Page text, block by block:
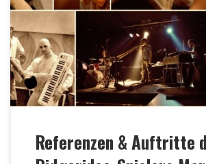
Singh MTV India Tour 2018
International Yoga Day 2017 •
TRANCEformation • Schleuse 5
Festival Münster (Jeffrey Ching:
Three Scenes“) •Ananda […]
Referenzen & Auftritte